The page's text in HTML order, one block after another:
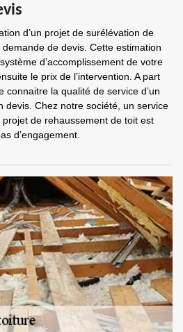
d’un projet de surélévation de
de devis. Cette estimation
d’accomplissement de votre
le prix de l’intervention. A part
connaitre la qualité de service d’un
devis. Chez notre société, un service
projet de rehaussement de toit est
d’engagement.